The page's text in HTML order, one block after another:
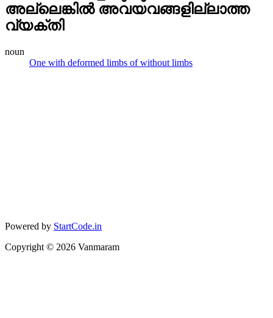
അല്ലെങ്കില്‍ അവയവങ്ങളില്ലാത്ത
വ്യക്തി
noun
One with deformed limbs of without limbs
Powered by StartCode.in
Copyright © 2026 Vanmaram